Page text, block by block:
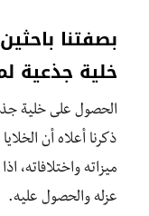
بصفتنا
خلية جذعية
الحصول على خلية
ذكرنا أعلاه أن
ميزاته واختلافاته،
عزله والحصول عليه.